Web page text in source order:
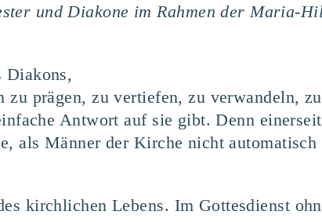
und Diakone im Rahmen der Maria-
Diakons,
prägen, zu vertiefen, zu verwandeln,
Antwort auf sie gibt. Denn
als Männer der Kirche nicht automatisch
kirchlichen Lebens. Im Gottesdienst